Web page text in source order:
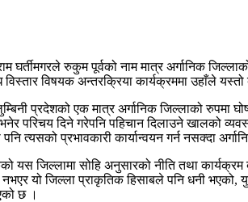
घर्तीमगरले रुकुम पूर्वको नाम मात्र अर्गानिक
विषयक अन्तरक्रिया कार्यक्रममा उहाँले
प्रदेशको एक मात्र अर्गानिक जिल्लाको रुपमा
परिचय दिने गरेपनि पहिचान दिलाउने खालको
त्यसको प्रभावकारी कार्यान्वयन गर्न नसक्दा
यस जिल्लामा सोहि अनुसारको नीति तथा
यो जिल्ला प्राकृतिक हिसाबले पनि धनी भएको,
छ ।